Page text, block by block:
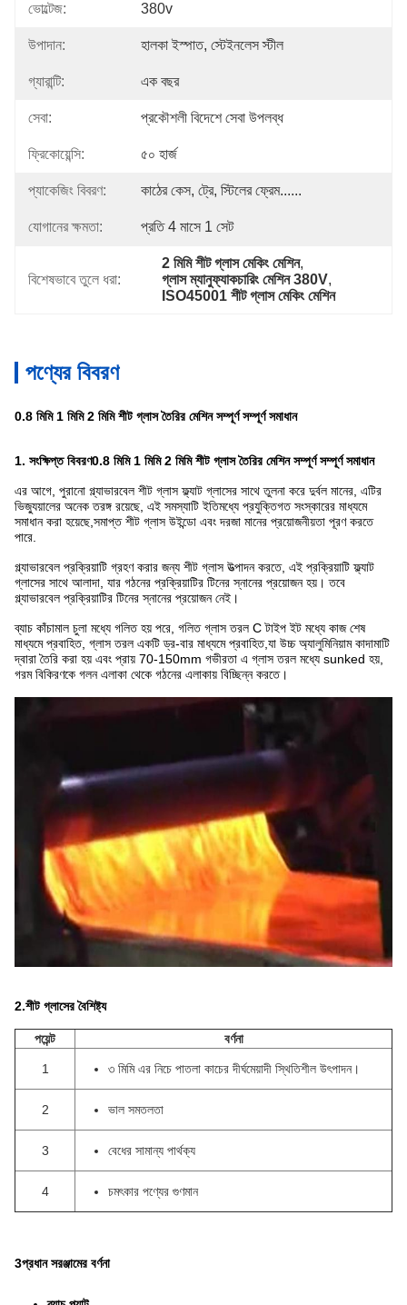
ভোল্টেজ: 380v
উপাদান: হালকা ইস্পাত, স্টেইনলেস স্টীল
গ্যারান্টি: এক বছর
সেবা: প্রকৌশলী বিদেশে সেবা উপলব্ধ
ফ্রিকোয়েন্সি: ৫০ হার্জ
প্যাকেজিং বিবরণ: কাঠের কেস, ট্রে, স্টিলের ফ্রেম......
যোগানের ক্ষমতা: প্রতি 4 মাসে 1 সেট
বিশেষভাবে তুলে ধরা:
2 মিমি শীট গ্লাস মেকিং মেশিন,
গ্লাস ম্যানুফ্যাকচারিং মেশিন 380V,
ISO45001 শীট গ্লাস মেকিং মেশিন
পণ্যের বিবরণ
0.8 মিমি 1 মিমি 2 মিমি শীট গ্লাস তৈরির মেশিন সম্পূর্ণ সম্পূর্ণ সমাধান
1. সংক্ষিপ্ত বিবরণ0.8 মিমি 1 মিমি 2 মিমি শীট গ্লাস তৈরির মেশিন সম্পূর্ণ সম্পূর্ণ সমাধান
এর আগে, পুরানো গ্ল্যাভারবেল শীট গ্লাস ফ্ল্যাট গ্লাসের সাথে তুলনা করে দুর্বল মানের, এটির
ভিজ্যুয়ালের অনেক তরঙ্গ রয়েছে, এই সমস্যাটি ইতিমধ্যে প্রযুক্তিগত সংস্কারের মাধ্যমে
সমাধান করা হয়েছে,সমাপ্ত শীট গ্লাস উইন্ডো এবং দরজা মানের প্রয়োজনীয়তা পূরণ করতে
পারে.
গ্ল্যাভারবেল প্রক্রিয়াটি গ্রহণ করার জন্য শীট গ্লাস উত্পাদন করতে, এই প্রক্রিয়াটি ফ্ল্যাট
গ্লাসের সাথে আলাদা, যার গঠনের প্রক্রিয়াটির টিনের স্নানের প্রয়োজন হয়। তবে
গ্ল্যাভারবেল প্রক্রিয়াটির টিনের স্নানের প্রয়োজন নেই।
ব্যাচ কাঁচামাল চুলা মধ্যে গলিত হয় পরে, গলিত গ্লাস তরল C টাইপ ইট মধ্যে কাজ শেষ
মাধ্যমে প্রবাহিত, গ্লাস তরল একটি ড্র-বার মাধ্যমে প্রবাহিত,যা উচ্চ অ্যালুমিনিয়াম কাদামাটি
দ্বারা তৈরি করা হয় এবং প্রায় 70-150mm গভীরতা এ গ্লাস তরল মধ্যে sunked হয়,
গরম বিকিরণকে গলন এলাকা থেকে গঠনের এলাকায় বিচ্ছিন্ন করতে।
2.শীট গ্লাসের বৈশিষ্ট্য
পয়েন্ট বর্ণনা
1 ৩ মিমি এর নিচে পাতলা কাচের দীর্ঘমেয়াদী স্থিতিশীল উৎপাদন।
2 ভাল সমতলতা
3 বেধের সামান্য পার্থক্য
4 চমৎকার পণ্যের গুণমান
3প্রধান সরঞ্জামের বর্ণনা